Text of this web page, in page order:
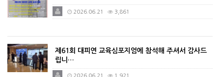
2026.06.21 3,861
제61회 대피연 교육심포지엄에 참석해 주셔서 감사드
립니…
2026.06.21 1,921